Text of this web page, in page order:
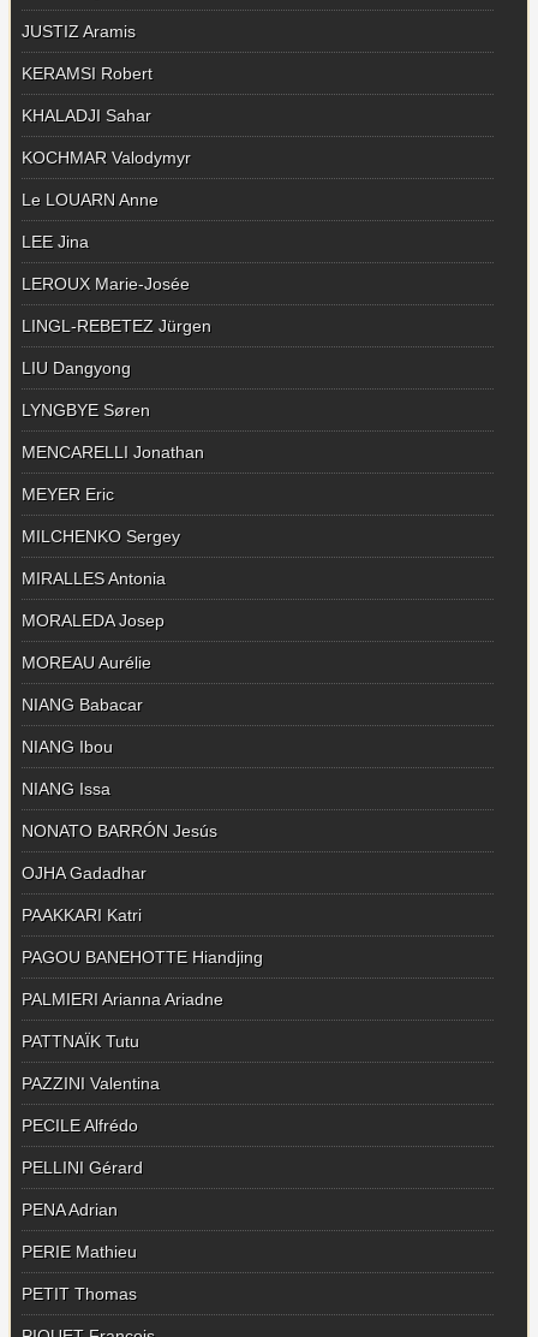
JUSTIZ Aramis
KERAMSI Robert
KHALADJI Sahar
KOCHMAR Valodymyr
Le LOUARN Anne
LEE Jina
LEROUX Marie-Josée
LINGL-REBETEZ Jürgen
LIU Dangyong
LYNGBYE Søren
MENCARELLI Jonathan
MEYER Eric
MILCHENKO Sergey
MIRALLES Antonia
MORALEDA Josep
MOREAU Aurélie
NIANG Babacar
NIANG Ibou
NIANG Issa
NONATO BARRÓN Jesús
OJHA Gadadhar
PAAKKARI Katri
PAGOU BANEHOTTE Hiandjing
PALMIERI Arianna Ariadne
PATTNAÏK Tutu
PAZZINI Valentina
PECILE Alfrédo
PELLINI Gérard
PENA Adrian
PERIE Mathieu
PETIT Thomas